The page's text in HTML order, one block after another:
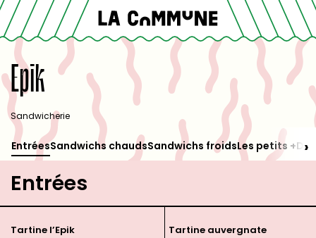
Epik
Sandwicherie
EntréesSandwichs chaudsSandwichs froidsLes petits + ›
Entrées
Tartine l’Epik Tartine auvergnate